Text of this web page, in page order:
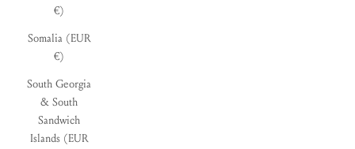
€)
Somalia (EUR
€)
South Georgia
& South
Sandwich
Islands (EUR